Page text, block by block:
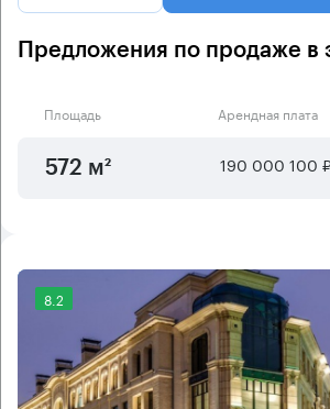
Предложения по продаже в
Площадь Арендная плата
572 м² 190 000 100 ₽
8.2